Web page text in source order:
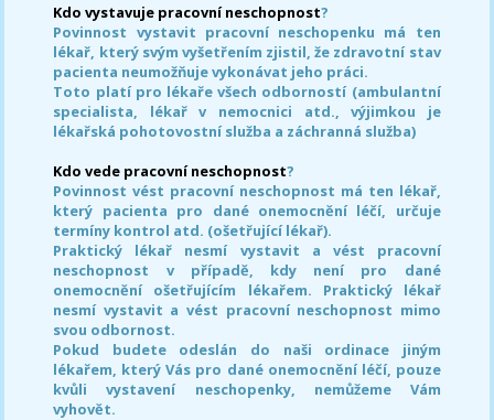
Kdo vystavuje pracovní neschopnost?
Povinnost vystavit pracovní neschopenku má ten
lékař, který svým vyšetřením zjistil, že zdravotní stav
pacienta neumožňuje vykonávat jeho práci.
Toto platí pro lékaře všech odborností (ambulantní
specialista, lékař v nemocnici atd., výjimkou je
lékařská pohotovostní služba a záchranná služba)
Kdo vede pracovní neschopnost?
Povinnost vést pracovní neschopnost má ten lékař,
který pacienta pro dané onemocnění léčí, určuje
termíny kontrol atd. (ošetřující lékař).
Praktický lékař nesmí vystavit a vést pracovní
neschopnost v případě, kdy není pro dané
onemocnění ošetřujícím lékařem. Praktický lékař
nesmí vystavit a vést pracovní neschopnost mimo
svou odbornost.
Pokud budete odeslán do naši ordinace jiným
lékařem, který Vás pro dané onemocnění léčí, pouze
kvůli vystavení neschopenky, nemůžeme Vám
vyhovět.